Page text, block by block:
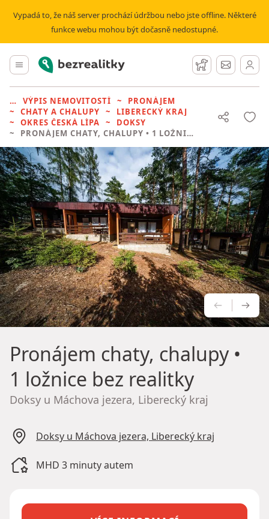
Vypadá to, že náš server prochází údržbou nebo jste offline. Některé
funkce webu mohou být dočasně nedostupné.
Hlavní menu
Bezrealitky Hlídací pes
Zprávy
VÝPIS NEMOVITOSTÍ
PRONÁJEM
CHATY A CHALUPY
LIBERECKÝ KRAJ
OKRES ČESKÁ LÍPA
DOKSY
PRONÁJEM CHATY, CHALUPY • 1 LOŽNICE BEZ REALITKY
Pronájem chaty, chalupy•
1 ložnice bez realitky
Doksy u Máchova jezera, Liberecký kraj
Doksy u Máchova jezera, Liberecký kraj
MHD 3 minuty autem